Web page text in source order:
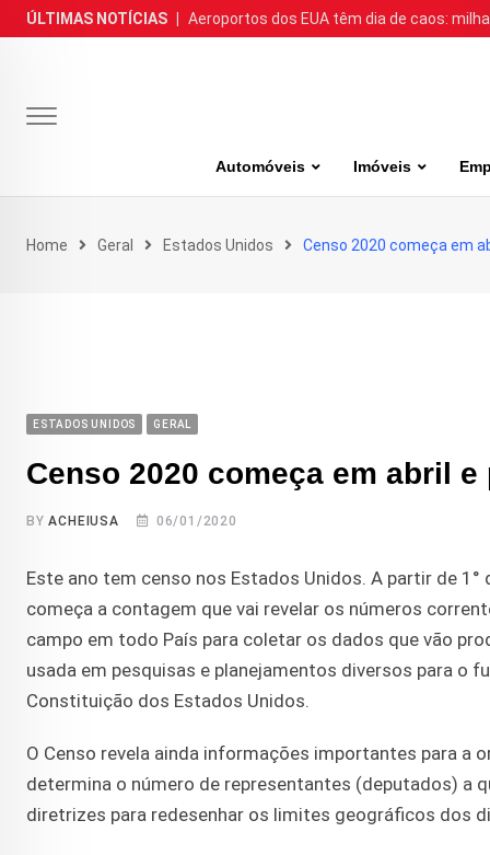
Skip
to
ÚLTIMAS NOTÍCIAS Aeroportos dos EUA têm dia de caos:
Automóveis Imóveis
Home Geral Estados Unidos Censo 2020 começa em
ESTADOS UNIDOS GERAL
Censo 2020 começa em abril
BYACHEIUSA 06/01/2020
Este ano tem censo nos Estados Unidos. A partir de
começa a contagem que vai revelar os números
campo em todo País para coletar os dados que vão
usada em pesquisas e planejamentos diversos para o
Constituição dos Estados Unidos.
O Censo revela ainda informações importantes para a
determina o número de representantes (deputados) a
diretrizes para redesenhar os limites geográficos dos